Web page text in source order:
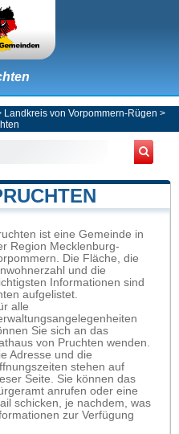
Landkreis von Vorpommern-Rügen >
ist eine Gemeinde in
Region Mecklenburg-
Die Fläche, die
und die
Informationen sind
aufgelistet.
alle
Sie sich an das
von Pruchten wenden.
Adresse und die
stehen auf
Seite. Sie können das
anrufen oder eine
schicken, je nachdem, was
zur Verfügung